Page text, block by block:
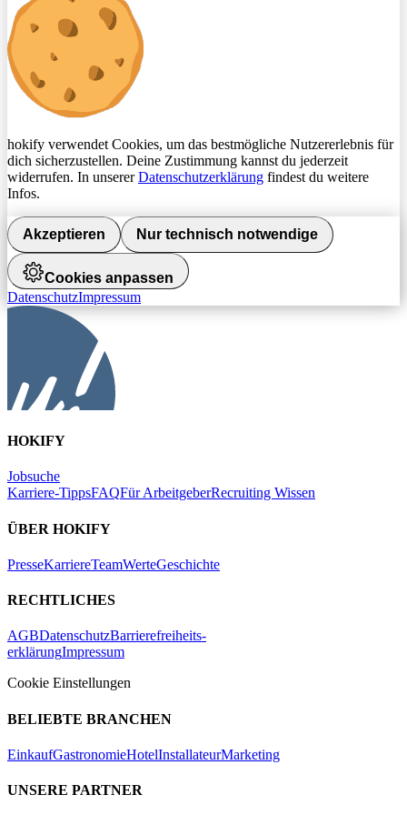
hokify verwendet Cookies, um das bestmögliche Nutzererlebnis für
dich sicherzustellen. Deine Zustimmung kannst du jederzeit
widerrufen. In unsererDatenschutzerklärung findest du weitere
Infos.
Akzeptieren Nur technisch notwendige
Cookies anpassen
DatenschutzImpressum
HOKIFY
Jobsuche
Karriere-TippsFAQFür ArbeitgeberRecruiting Wissen
ÜBER HOKIFY
PresseKarriereTeamWerteGeschichte
RECHTLICHES
AGBDatenschutzBarrierefreiheits-
erklärungImpressum
Cookie Einstellungen
BELIEBTE BRANCHEN
EinkaufGastronomieHotelInstallateurMarketing
UNSERE PARTNER